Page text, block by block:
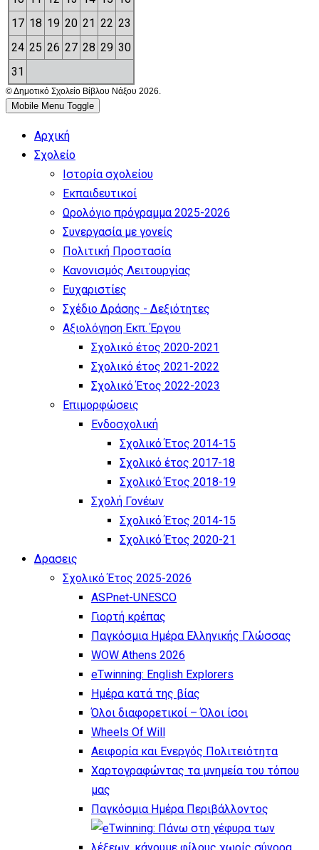
17 18 19 20 21 22 23
24 25 26 27 28 29 30
31
© Δημοτικό Σχολείο Βίβλου Νάξου 2026.
Mobile Menu Toggle
Αρχική
Σχολείο
Ιστορία σχολείου
Εκπαιδευτικοί
Ωρολόγιο πρόγραμμα 2025-2026
Συνεργασία με γονείς
Πολιτική Προστασία
Κανονισμός Λειτουργίας
Ευχαριστίες
Σχέδιο Δράσης - Δεξιότητες
Αξιολόγηση Εκπ. Έργου
Σχολικό έτος 2020-2021
Σχολικό έτος 2021-2022
Σχολικό Έτος 2022-2023
Επιμορφώσεις
Ενδοσχολική
Σχολικό Έτος 2014-15
Σχολικό έτος 2017-18
Σχολικό Έτος 2018-19
Σχολή Γονέων
Σχολικό Έτος 2014-15
Σχολικό Έτος 2020-21
Δρασεις
Σχολικό Έτος 2025-2026
ASPnet-UNESCO
Γιορτή κρέπας
Παγκόσμια Ημέρα Ελληνικής Γλώσσας
WOW Athens 2026
eTwinning: English Explorers
Ημέρα κατά της βίας
Όλοι διαφορετικοί – Όλοι ίσοι
Wheels Of Will
Αειφορία και Ενεργός Πολιτειότητα
Χαρτογραφώντας τα μνημεία του τόπου
μας
Παγκόσμια Ημέρα Περιβάλλοντος